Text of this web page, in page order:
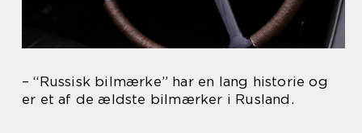
– “Russisk bilmærke” har en lang historie og
er et af de ældste bilmærker i Rusland.